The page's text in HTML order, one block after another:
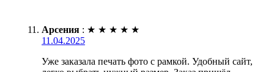
Арсения : ★ ★ ★ ★ ★
11.04.2025
Уже заказала печать фото с рамкой. Удобный сайт,